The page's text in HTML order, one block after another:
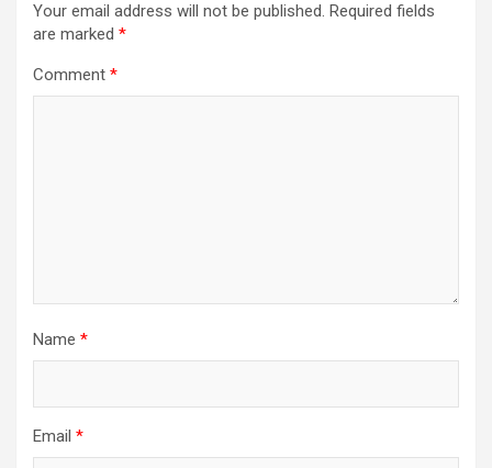
Your email address will not be published. Required fields
are marked *
Comment *
Name *
Email *